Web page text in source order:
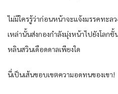
ไม่มีใครรู้ว่าก่อนหน้าจะแจ้งมรรคทะ
เหล่านั้นส่งกองกำลังมุ่งหน้าไปยังโลกชั้
หลินสวินเดือดดาลเพียงใด
นี่เป็นเส้นขอบเขตความอดทนของเขา!